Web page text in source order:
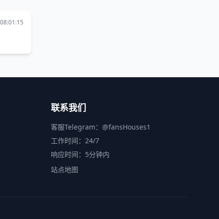
联系我们
客服Telegram： @fansHouses1
工作时间：24/7
响应时间：5分钟内
站点地图